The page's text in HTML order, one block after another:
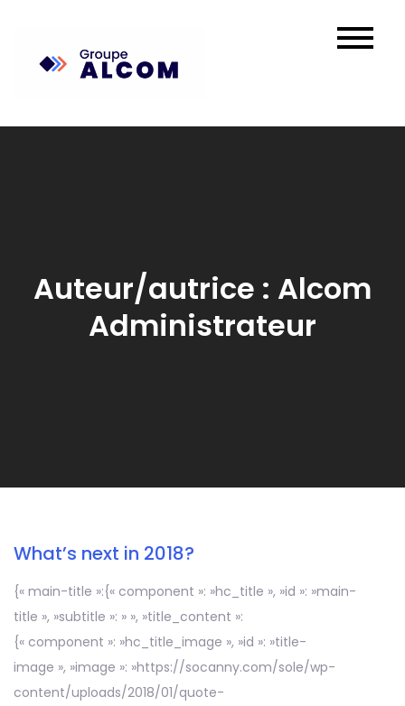
content
Auteur/autrice : Alcom
Administrateur
What’s next in 2018?
{« main-title »:{« component »: »hc_title », »id »: »main-
title », »subtitle »: » », »title_content »:
{« component »: »hc_title_image », »id »: »title-
image », »image »: »https://socanny.com/sole/wp-
content/uploads/2018/01/quote-